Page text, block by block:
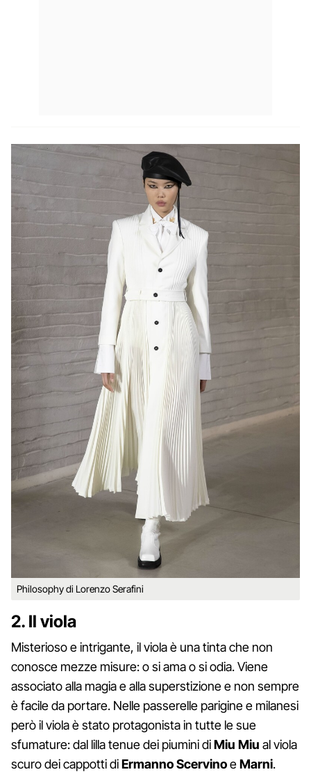
Philosophy di Lorenzo Serafini
2. Il viola
Misterioso e intrigante, il viola è una tinta che non
conosce mezze misure: o si ama o si odia. Viene
associato alla magia e alla superstizione e non sempre
è facile da portare. Nelle passerelle parigine e milanesi
però il viola è stato protagonista in tutte le sue
sfumature: dal lilla tenue dei piumini diMiu Miu al viola
scuro dei cappotti diErmanno ScervinoeMarni.